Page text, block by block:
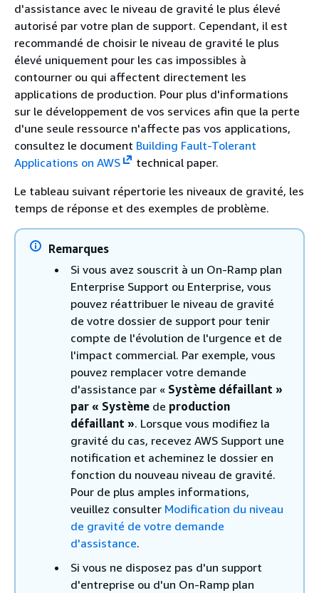
d'assistance avec le niveau de gravité le plus élevé
autorisé par votre plan de support. Cependant, il est
recommandé de choisir le niveau de gravité le plus
élevé uniquement pour les cas impossibles à
contourner ou qui affectent directement les
applications de production. Pour plus d'informations
sur le développement de vos services afin que la perte
d'une seule ressource n'affecte pas vos applications,
consultez le document Building Fault-Tolerant
Applications on AWS
technical paper.
Le tableau suivant répertorie les niveaux de gravité, les
temps de réponse et des exemples de problème.
Remarques
Si vous avez souscrit à un On-Ramp plan
Enterprise Support ou Enterprise, vous
pouvez réattribuer le niveau de gravité
de votre dossier de support pour tenir
compte de l'évolution de l'urgence et de
l'impact commercial. Par exemple, vous
pouvez remplacer votre demande
d'assistance par « Système défaillant »
par « Système de production
défaillant ». Lorsque vous modifiez la
gravité du cas, recevez AWS Support une
notification et acheminez le dossier en
fonction du nouveau niveau de gravité.
Pour de plus amples informations,
veuillez consulter Modification du niveau
de gravité de votre demande
d'assistance.
Si vous ne disposez pas d'un support
d'entreprise ou d'un On-Ramp plan